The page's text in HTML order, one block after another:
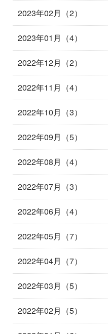
2023年02月（2）
2023年01月（4）
2022年12月（2）
2022年11月（4）
2022年10月（3）
2022年09月（5）
2022年08月（4）
2022年07月（3）
2022年06月（4）
2022年05月（7）
2022年04月（7）
2022年03月（5）
2022年02月（5）